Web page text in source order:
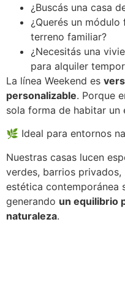
¿Buscás una casa
¿Querés un
terreno familiar?
¿Necesitás una
para alquiler
La línea Weekend es
personalizable. Porque
sola forma de habitar un
🌿 Ideal para entornos
Nuestras casas lucen
verdes, barrios privados,
estética contemporánea
generando un equilibrio
naturaleza.